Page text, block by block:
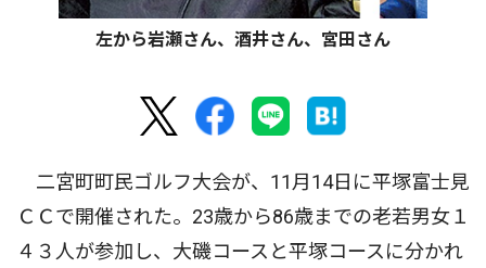
左から岩瀬さん、酒井さん、宮田さん
二宮町町民ゴルフ大会が、11月14日に平塚富士見
ＣＣで開催された。23歳から86歳までの老若男女１
４３人が参加し、大磯コースと平塚コースに分かれ